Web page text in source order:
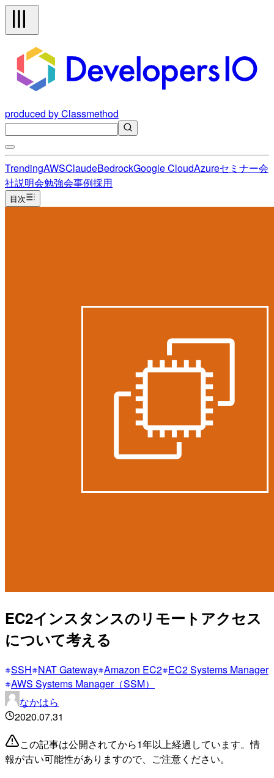
produced by Classmethod
TrendingAWSClaudeBedrockGoogle CloudAzureセミナー会
社説明会勉強会事例採用
目次
EC2インスタンスのリモートアクセス
について考える
SSH NAT Gateway Amazon EC2 EC2 Systems Manager
AWS Systems Manager（SSM）
なかはら
2020.07.31
この記事は公開されてから1年以上経過しています。情
報が古い可能性がありますので、ご注意ください。